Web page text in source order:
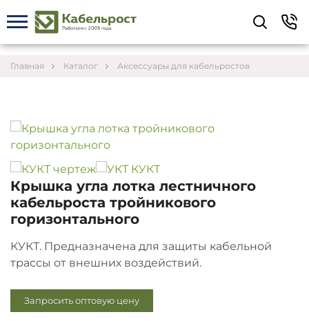
Главная Каталог Аксессуары для кабельростов
Крышка угла лотка лестничного
кабельроста тройникового
горизонтального
КУКТ. Предназначена для защиты кабельной
трассы от внешних воздействий.
Запросить оптовую цену
Укажите контакты для связи и требования к
заказу – предложим лучшие варианты по цене,
согласуем сроки и подберём доставку.